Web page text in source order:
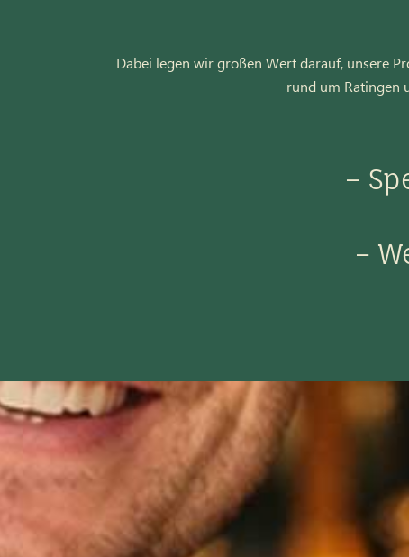
Dabei legen wir großen Wert darauf, unsere
rund um Ratingen
–
–